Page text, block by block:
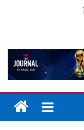
The